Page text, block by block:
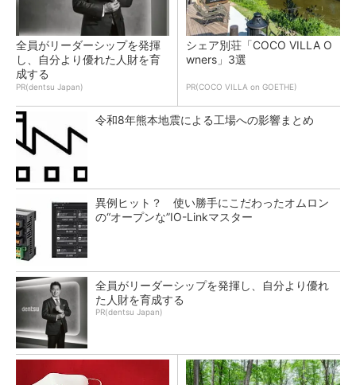
全員がリーダーシップを発揮
し、自分より優れた人財を育
成する
PR(dentsu Japan)
シェア別荘「COCO VILLA O
wners」3選
PR(COCO VILLA on GOETHE)
令和8年熊本地震による工場への影響まとめ
異例ヒット？ 使い勝手にこだわったオムロン
の“オープンな”IO-Linkマスター
全員がリーダーシップを発揮し、自分より優れ
た人財を育成する
PR(dentsu Japan)